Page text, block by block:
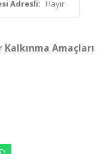
Adresli: Hayır
Amaçları